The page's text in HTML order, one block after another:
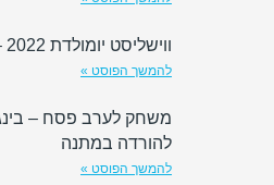
ווישליסט יומולדת 2022 – גיל 40 הגדול
להמשך הפוסט »
משחק לערב פסח –
להורדה במתנה
להמשך הפוסט »